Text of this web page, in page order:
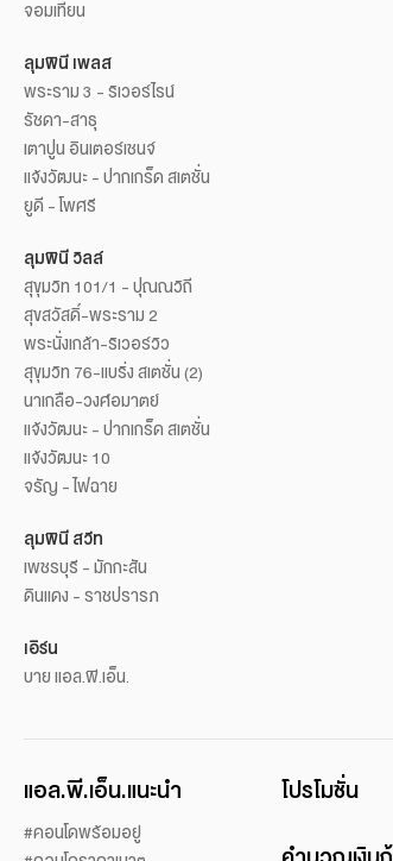
จอมเทียน
ลุมพินี เพลส
พระราม 3 - ริเวอร์ไรน์
รัชดา-สาธุ
เตาปูน อินเตอร์เชนจ์
แจ้งวัฒนะ - ปากเกร็ด สเตชั่น
ยูดี - โพศรี
ลุมพินี วิลล์
สุขุมวิท 101/1 - ปุณณวิถี
สุขสวัสดิ์-พระราม 2
พระนั่งเกล้า-ริเวอร์วิว
สุขุมวิท 76-แบริ่ง สเตชั่น (2)
นาเกลือ-วงศ์อมาตย์
แจ้งวัฒนะ - ปากเกร็ด สเตชั่น
แจ้งวัฒนะ 10
จรัญ - ไฟฉาย
ลุมพินี สวีท
เพชรบุรี - มักกะสัน
ดินแดง - ราชปรารภ
เอิร์น
บาย แอล.พี.เอ็น.
แอล.พี.เอ็น.แนะนำ
#คอนโดพร้อมอยู่
โปรโมชั่น